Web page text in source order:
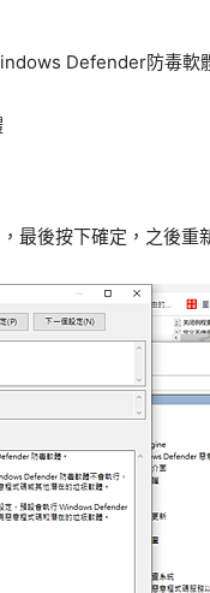
Defender防毒軟
最後按下確定，之後重